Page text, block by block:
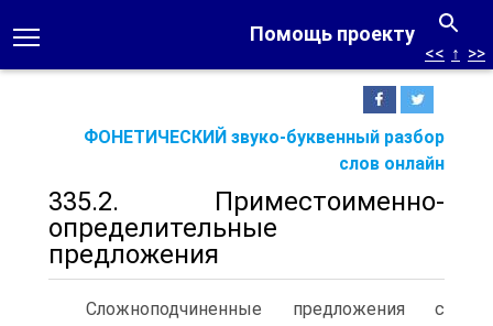
Помощь проекту
ФОНЕТИЧЕСКИЙ звуко-буквенный разбор
слов онлайн
<< ↑ >>
335.2. Приместоименно-
определительные
предложения
Сложноподчиненные предложения с